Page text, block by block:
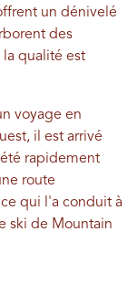
un dénivelé
des
qualité est
voyage en
il est arrivé
rapidement
route
qui l'a conduit à
ski de Mountain